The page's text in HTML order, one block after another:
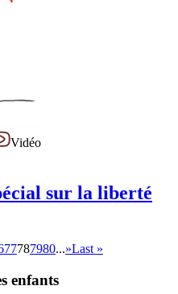
Vidéo
sur la liberté
77787980...»Last »
enfants